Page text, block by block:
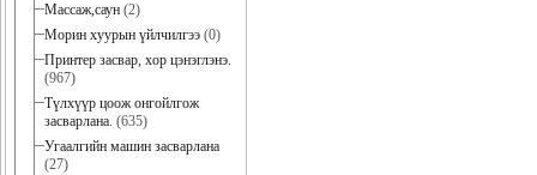
Массаж,саун (2)
Морин хуурын үйлчилгээ (0)
Принтер засвар, хор цэнэглэнэ.
(967)
Түлхүүр цоож онгойлгож
засварлана. (635)
Угаалгийн машин засварлана
(27)